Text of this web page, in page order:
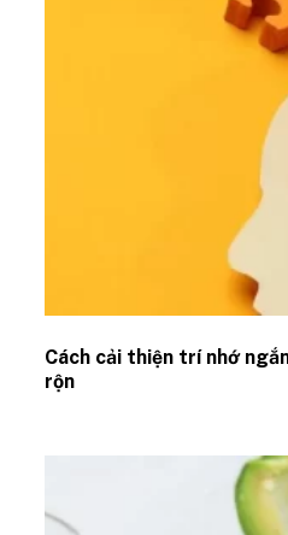
Cách cải thiện trí nhớ
rộn